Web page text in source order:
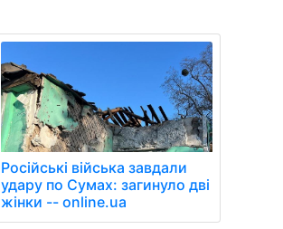
Російські війська завдали
удару по Сумах: загинуло дві
жінки -- online.ua